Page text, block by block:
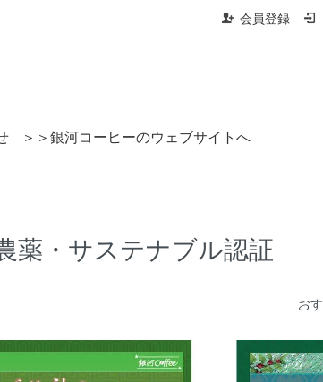
会員登録
＞＞銀河コーヒーのウェブサイトへ
薬・サステナブル認証
お